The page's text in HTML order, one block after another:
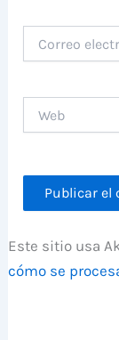
electrónico
Este sitio usa
cómo se